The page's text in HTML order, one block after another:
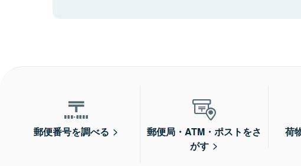
郵便番号を調べる
郵便局・ATM・ポストをさ
がす
荷